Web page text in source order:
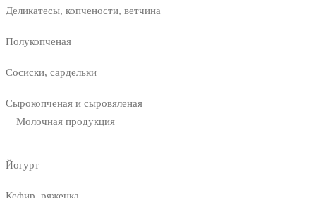
Деликатесы, копчености, ветчина
Полукопченая
Сосиски, сардельки
Сырокопченая и сыровяленая
Молочная продукция
Йогурт